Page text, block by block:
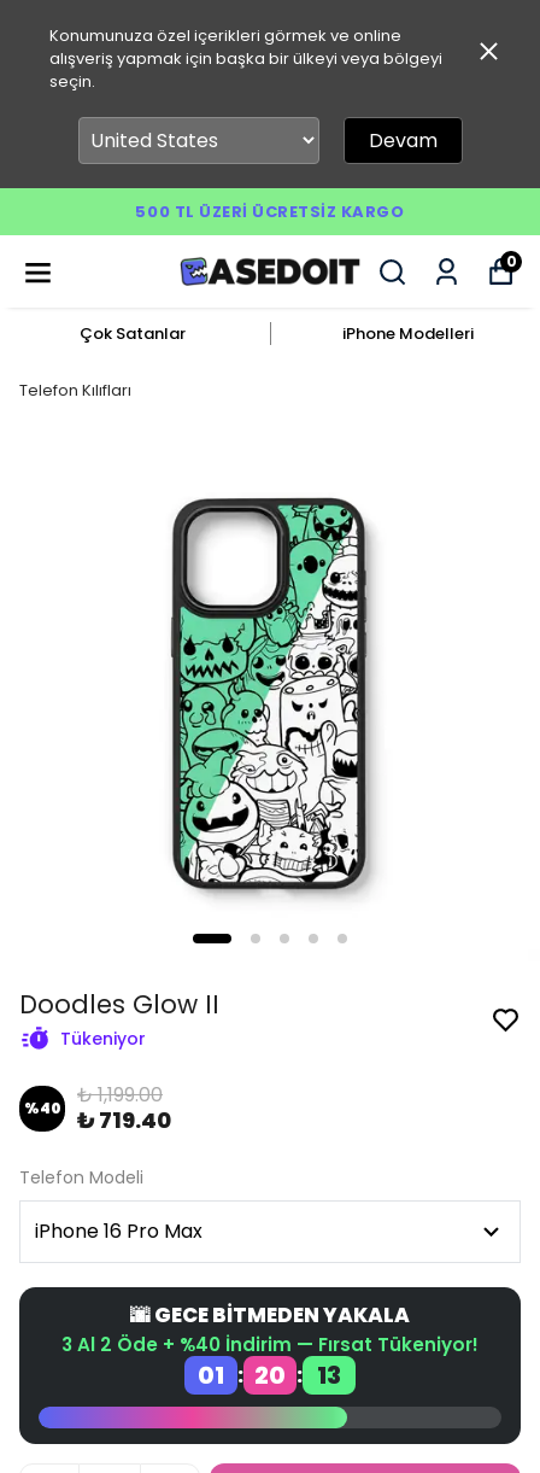
Konumunuza özel içerikleri görmek ve online
alışveriş yapmak için başka bir ülkeyi veya bölgeyi
seçin.
Devam
500 TL ÜZERI ÜCRETSIZ KARGO
0
Çok Satanlar iPhone Modelleri
Telefon Kılıfları
Doodles Glow II
Tükeniyor
%40 ₺ 1,199.00
₺ 719.40
Telefon Modeli
🌆 GECE BİTMEDEN YAKALA
3 Al 2 Öde + %40 İndirim — Fırsat Tükeniyor!
01 : 20 : 12